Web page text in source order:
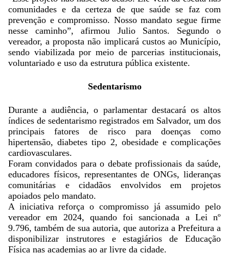
comunidades e da certeza de que saúde se faz com
prevenção e compromisso. Nosso mandato segue firme
nesse caminho”, afirmou Julio Santos. Segundo o
vereador, a proposta não implicará custos ao Município,
sendo viabilizada por meio de parcerias institucionais,
voluntariado e uso da estrutura pública existente.
Sedentarismo
Durante a audiência, o parlamentar destacará os altos
índices de sedentarismo registrados em Salvador, um dos
principais fatores de risco para doenças como
hipertensão, diabetes tipo 2, obesidade e complicações
cardiovasculares.
Foram convidados para o debate profissionais da saúde,
educadores físicos, representantes de ONGs, lideranças
comunitárias e cidadãos envolvidos em projetos
apoiados pelo mandato.
A iniciativa reforça o compromisso já assumido pelo
vereador em 2024, quando foi sancionada a Lei nº
9.796, também de sua autoria, que autoriza a Prefeitura a
disponibilizar instrutores e estagiários de Educação
Física nas academias ao ar livre da cidade.